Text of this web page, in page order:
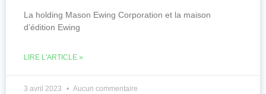
La holding Mason Ewing Corporation et la maison
d’édition Ewing
LIRE L'ARTICLE »
3 avril 2023 Aucun commentaire